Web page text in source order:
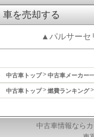
車を売却する
▲パルサーセ
中古車トップ 中古車メーカー
中古車トップ 燃費ランキング
中古車情報なら